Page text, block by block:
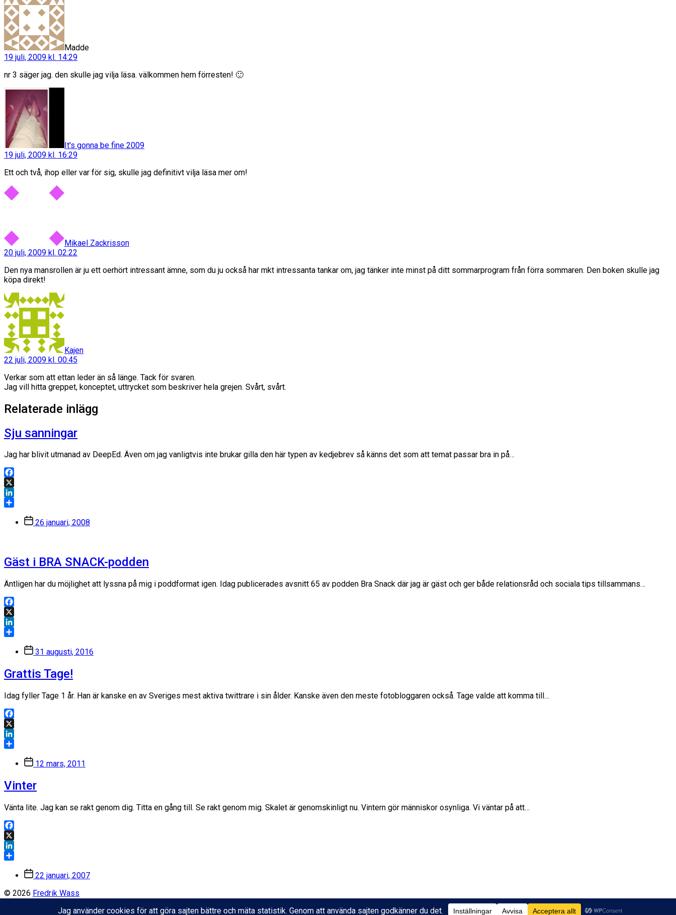
Madde
19 juli, 2009 kl. 14:29
nr 3 säger jag. den skulle jag vilja läsa. välkommen hem förresten! 🙂
It's gonna be fine 2009
19 juli, 2009 kl. 16:29
Ett och två, ihop eller var för sig, skulle jag definitivt vilja läsa mer om!
Mikael Zackrisson
20 juli, 2009 kl. 02:22
Den nya mansrollen är ju ett oerhört intressant ämne, som du ju också har mkt intressanta tankar om, jag tänker inte minst på ditt sommarprogram från förra sommaren. Den boken skulle jag
köpa direkt!
Kajen
22 juli, 2009 kl. 00:45
Verkar som att ettan leder än så länge. Tack för svaren.
Jag vill hitta greppet, konceptet, uttrycket som beskriver hela grejen. Svårt, svårt.
Relaterade inlägg
Sju sanningar
Jag har blivit utmanad av DeepEd. Även om jag vanligtvis inte brukar gilla den här typen av kedjebrev så känns det som att temat passar bra in på…
Facebook
X
LinkedIn
Inläggsdatum
26 januari, 2008
Gäst i BRA SNACK-podden
Äntligen har du möjlighet att lyssna på mig i poddformat igen. Idag publicerades avsnitt 65 av podden Bra Snack där jag är gäst och ger både relationsråd och sociala tips tillsammans…
Facebook
X
LinkedIn
Inläggsdatum
31 augusti, 2016
Grattis Tage!
Idag fyller Tage 1 år. Han är kanske en av Sveriges mest aktiva twittrare i sin ålder. Kanske även den meste fotobloggaren också. Tage valde att komma till…
Facebook
X
LinkedIn
Inläggsdatum
12 mars, 2011
Vinter
Vänta lite. Jag kan se rakt genom dig. Titta en gång till. Se rakt genom mig. Skalet är genomskinligt nu. Vintern gör människor osynliga. Vi väntar på att…
Facebook
X
LinkedIn
Inläggsdatum
22 januari, 2007
© 2026 Fredrik Wass
Anders Norén